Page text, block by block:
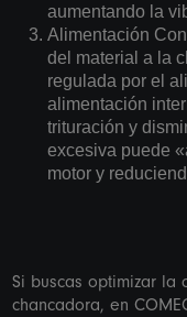
aumentando la
Alimentación
del material a la
regulada por el
alimentación
trituración y
excesiva puede
motor y
Si buscas optimizar la
chancadora, en